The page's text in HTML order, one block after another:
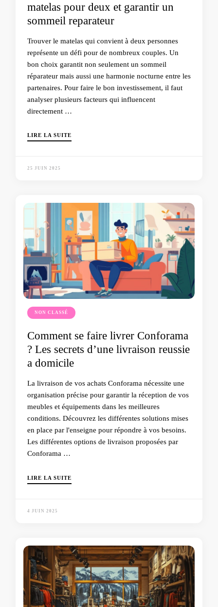
matelas pour deux et garantir un
sommeil reparateur
Trouver le matelas qui convient à deux personnes
représente un défi pour de nombreux couples. Un
bon choix garantit non seulement un sommeil
réparateur mais aussi une harmonie nocturne entre les
partenaires. Pour faire le bon investissement, il faut
analyser plusieurs facteurs qui influencent
directement …
LIRE LA SUITE
25 JUIN 2025
NON CLASSÉ
Comment se faire livrer Conforama
? Les secrets d’une livraison reussie
a domicile
La livraison de vos achats Conforama nécessite une
organisation précise pour garantir la réception de vos
meubles et équipements dans les meilleures
conditions. Découvrez les différentes solutions mises
en place par l'enseigne pour répondre à vos besoins.
Les différentes options de livraison proposées par
Conforama …
LIRE LA SUITE
4 JUIN 2025